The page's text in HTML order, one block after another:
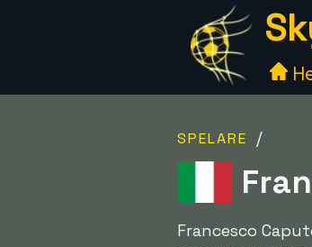
SPELARE /
Francesco